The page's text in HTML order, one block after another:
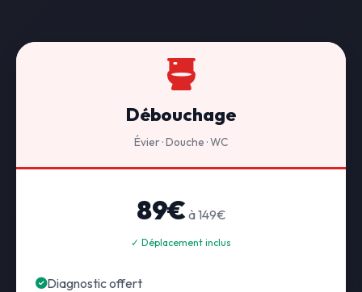
Débouchage
Évier · Douche · WC
89€ à 149€
✓ Déplacement inclus
Diagnostic offert